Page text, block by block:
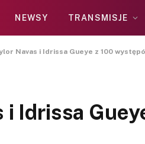
NEWSY TRANSMISJE
Navas i Idrissa Gueye z 100
i Idrissa